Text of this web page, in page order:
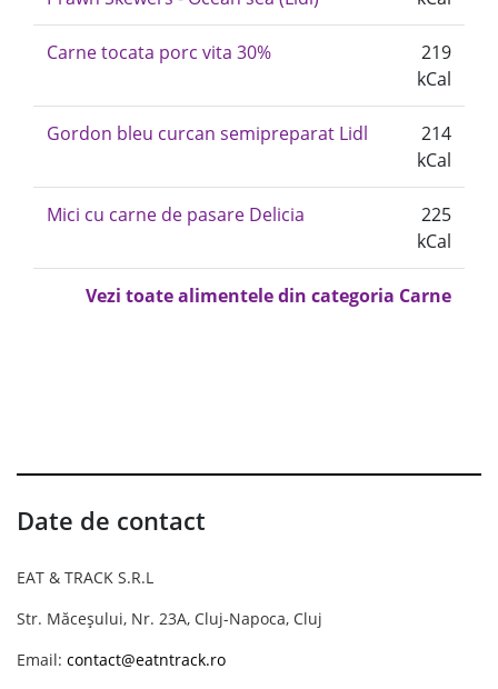
Carne tocata porc vita 30%
219
kCal
Gordon bleu curcan semipreparat Lidl
214
kCal
Mici cu carne de pasare Delicia
225
kCal
Vezi toate alimentele din categoria Carne
Date de contact
EAT & TRACK S.R.L
Str. Măceșului, Nr. 23A, Cluj-Napoca, Cluj
Email: contact@eatntrack.ro